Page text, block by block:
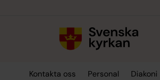
Kontakta oss Personal Diakoni